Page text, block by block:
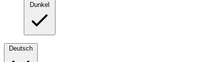
Dunkel
Deutsch